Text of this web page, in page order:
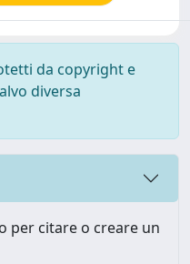
da copyright e
diversa
per citare o creare un